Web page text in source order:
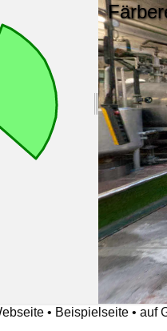
• Beispielseite • auf